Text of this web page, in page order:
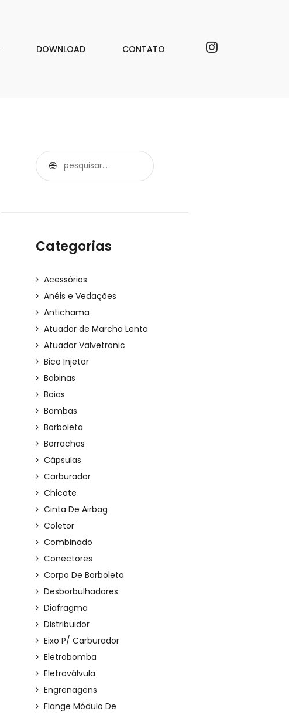
DOWNLOAD CONTATO
Categorias
Acessórios
Anéis e Vedações
Antichama
Atuador de Marcha Lenta
Atuador Valvetronic
Bico Injetor
Bobinas
Boias
Bombas
Borboleta
Borrachas
Cápsulas
Carburador
Chicote
Cinta De Airbag
Coletor
Combinado
Conectores
Corpo De Borboleta
Desborbulhadores
Diafragma
Distribuidor
Eixo P/ Carburador
Eletrobomba
Eletroválvula
Engrenagens
Flange Módulo De